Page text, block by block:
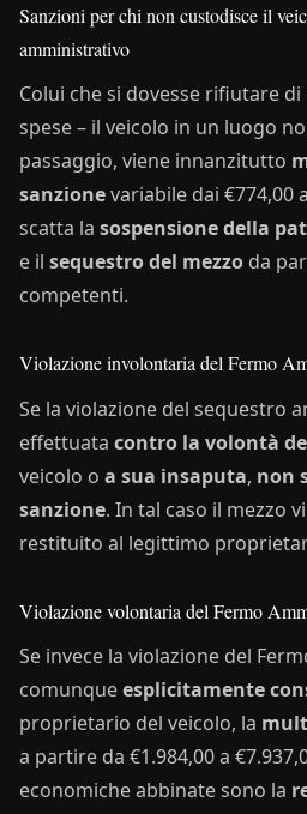
Sanzioni per chi non custodisce il
amministrativo
Colui che si dovesse rifiutare
spese – il veicolo in un luogo
passaggio, viene innanzitutto
sanzionevariabile dai €774,00
scatta la sospensione della
e il sequestro del mezzo da
competenti.
Violazione involontaria del Fermo
Se la violazione del sequestro
effettuata contro la volontà
veicolo o a sua insaputa, non
sanzione. In tal caso il mezzo
restituito al legittimo
Violazione volontaria del Fermo
Se invece la violazione del
comunqueesplicitamente
proprietario del veicolo, la
a partire da €1.984,00 a
economiche abbinate sono la